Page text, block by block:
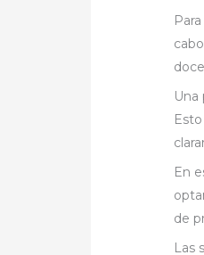
Una
En
de
Las